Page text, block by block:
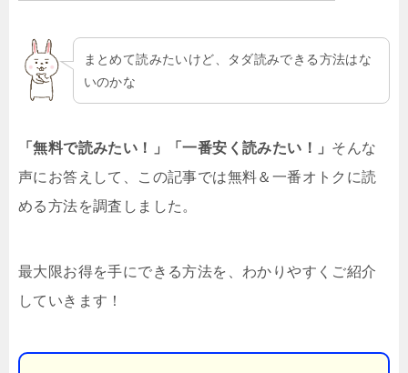
まとめて読みたいけど、タダ読みできる方法はな
いのかな
「無料で読みたい！」「一番安く読みたい！」 そんな
声にお答えして、この記事では無料＆一番オトクに読
める方法を調査しました。
最大限お得を手にできる方法を、わかりやすくご紹介
していきます！